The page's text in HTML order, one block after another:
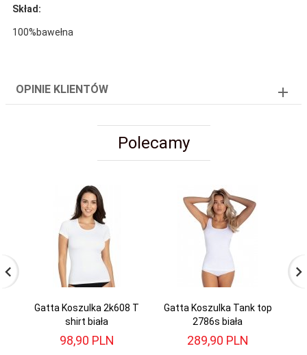
Skład:
100%bawełna
OPINIE KLIENTÓW
Polecamy
Gatta Koszulka 2k608 T
shirt biała
98,90 PLN
Gatta Koszulka Tank top
2786s biała
289,90 PLN